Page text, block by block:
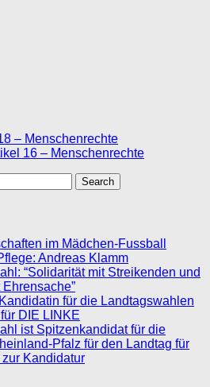
– Menschenrechte
16 – Menschenrechte
im Mädchen-Fussball
Andreas Klamm
“Solidarität mit Streikenden und
für die Landtagswahlen
DIE LINKE
ist Spitzenkandidat für die
Pfalz für den Landtag für
Kandidatur